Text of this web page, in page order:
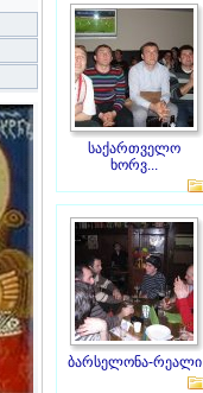
საქართველო
ხორვ...
ბარსელონა-რეალი